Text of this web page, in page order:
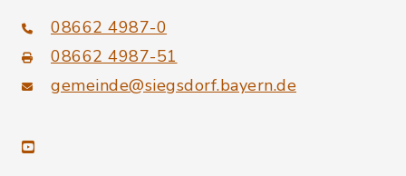
08662 4987-0
08662 4987-51
gemeinde@siegsdorf.bayern.de
youtube